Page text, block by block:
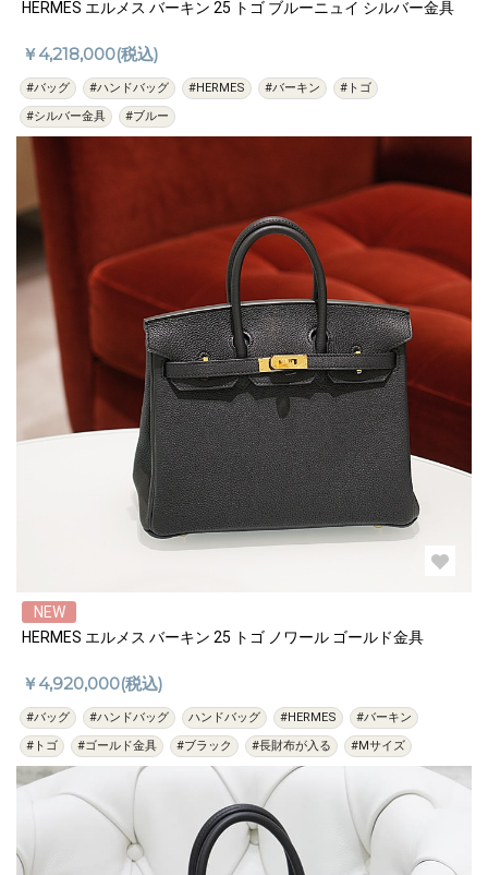
HERMES エルメス バーキン 25 トゴ ブルーニュイ シルバー金具
￥4,218,000(税込)
#バッグ #ハンドバッグ #HERMES #バーキン
#トゴ
#シルバー金具
#ブルー
NEW
HERMES エルメス バーキン 25 トゴ ノワール ゴールド金具
￥4,920,000(税込)
#バッグ #ハンドバッグ ハンドバッグ #HERMES
#バーキン
#トゴ
#ゴールド金具 #ブラック #長財布が入る #Mサイズ